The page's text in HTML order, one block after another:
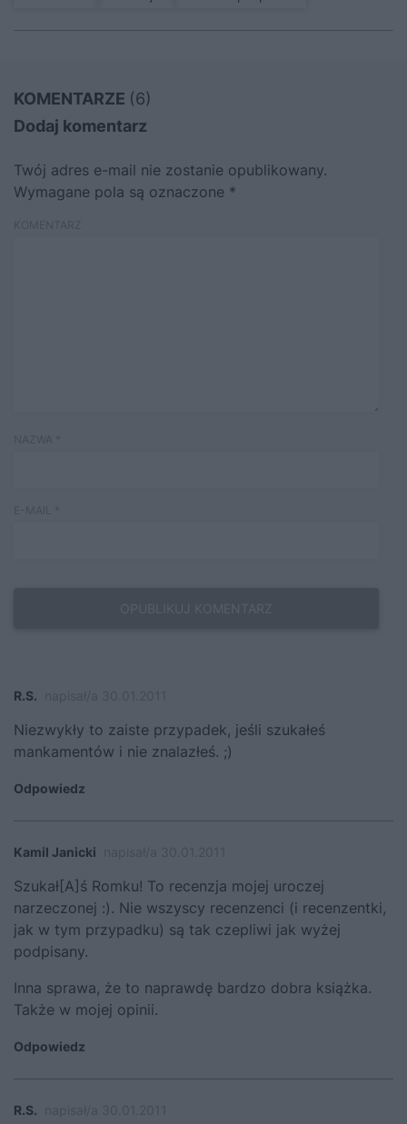
KOMENTARZE (6)
Dodaj komentarz
Twój adres e-mail nie zostanie opublikowany.
Wymagane pola są oznaczone *
R.S.
Niezwykły to zaiste przypadek, jeśli szukałeś
mankamentów i nie znalazłeś. ;)
Odpowiedz
Kamil Janicki
Szukał[A]ś Romku! To recenzja mojej uroczej
narzeczonej :). Nie wszyscy recenzenci (i recenzentki,
jak w tym przypadku) są tak czepliwi jak wyżej
podpisany.
Inna sprawa, że to naprawdę bardzo dobra książka.
Także w mojej opinii.
Odpowiedz
R.S.